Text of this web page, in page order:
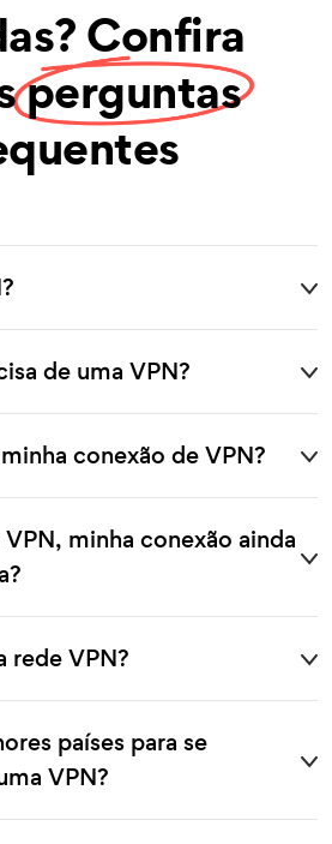
Confira
perguntas
de uma VPN?
conexão de VPN?
minha conexão ainda
rede VPN?
países para se
VPN?